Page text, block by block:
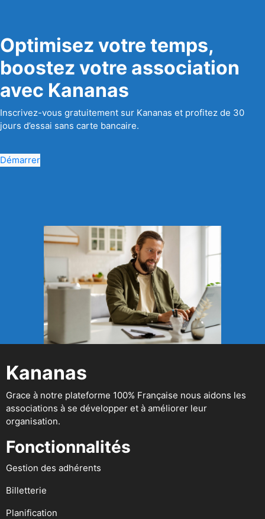
Optimisez votre temps,
boostez votre association
avec Kananas
Inscrivez-vous gratuitement sur Kananas et profitez de 30
jours d’essai sans carte bancaire.
Démarrer
Kananas
Grace à notre plateforme 100% Française nous aidons les
associations à se développer et à améliorer leur
organisation.
Fonctionnalités
Gestion des adhérents
Billetterie
Planification